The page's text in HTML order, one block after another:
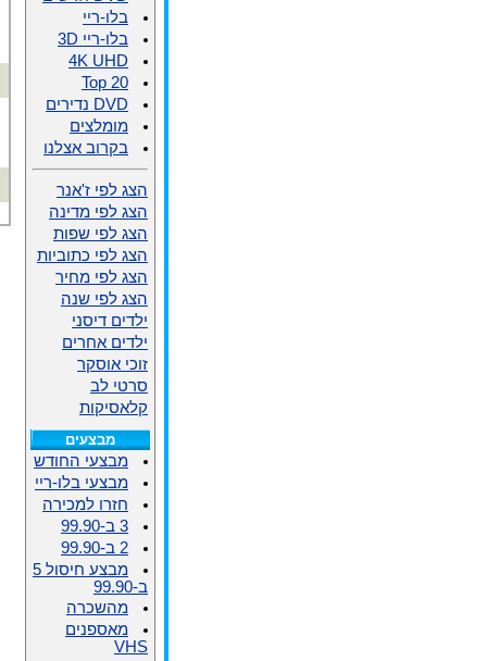
בלו-ריי
בלו-ריי 3D
4K UHD
Top 20
DVD נדירים
מומלצים
בקרוב אצלנו
הצג לפי ז'אנר
הצג לפי מדינה
הצג לפי שפות
הצג לפי כתוביות
הצג לפי מחיר
הצג לפי שנה
ילדים דיסני
ילדים אחרים
זוכי אוסקר
סרטי לב
קלאסיקות
מבצעים
מבצעי החודש
מבצעי בלו-ריי
חזרו למכירה
3 ב-99.90
2 ב-99.90
מבצע חיסול 5
ב-99.90
מהשכרה
מאספנים
VHS